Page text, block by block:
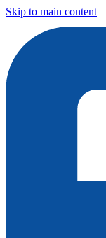
Skip to main content